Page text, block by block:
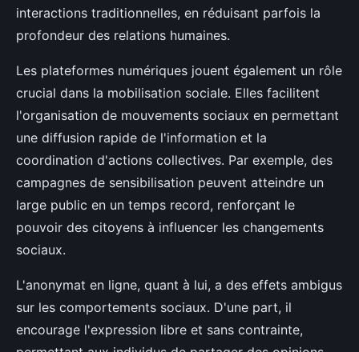
interactions traditionnelles, en réduisant parfois la
profondeur des relations humaines.
Les plateformes numériques jouent également un rôle
crucial dans la mobilisation sociale. Elles facilitent
l'organisation de mouvements sociaux en permettant
une diffusion rapide de l'information et la
coordination d'actions collectives. Par exemple, des
campagnes de sensibilisation peuvent atteindre un
large public en un temps record, renforçant le
pouvoir des citoyens à influencer les changements
sociaux.
L'anonymat en ligne, quant à lui, a des effets ambigus
sur les comportements sociaux. D'une part, il
encourage l'expression libre et sans contrainte,